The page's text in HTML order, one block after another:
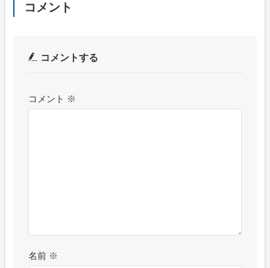
コメント
コメントする
コメント ※
名前 ※